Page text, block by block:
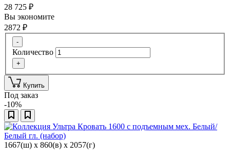
28 725 ₽
Вы экономите
2872 ₽
-
Количество
+
Купить
Под заказ
-10%
1667(ш) x 860(в) x 2057(г)